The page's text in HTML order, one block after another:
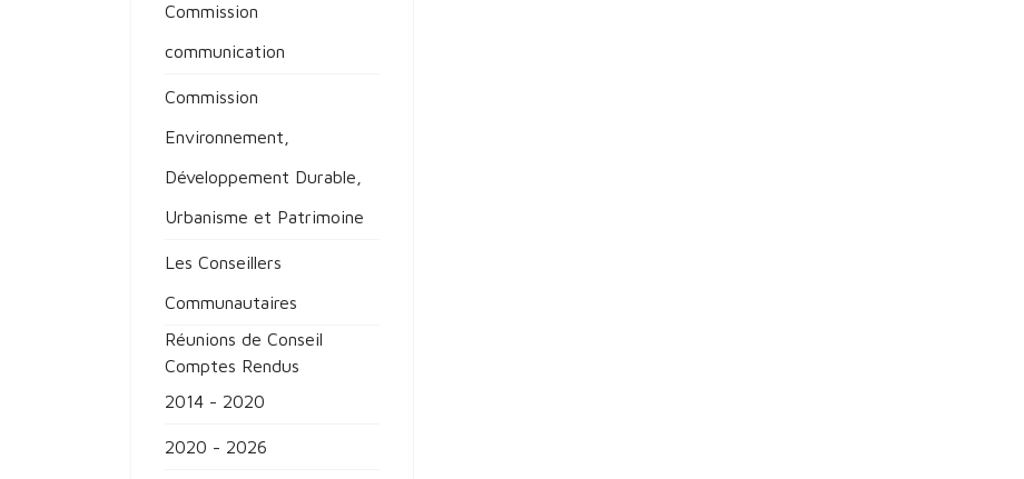
Commission
communication
Commission
Environnement,
Développement Durable,
Urbanisme et Patrimoine
Les Conseillers
Communautaires
Réunions de Conseil
Comptes Rendus
2014 - 2020
2020 - 2026